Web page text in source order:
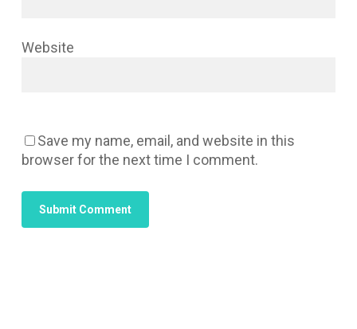
Website
Save my name, email, and website in this
browser for the next time I comment.